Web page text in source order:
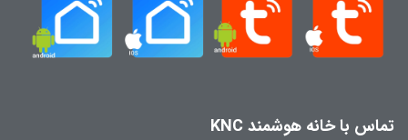
تماس با خانه هوشمند KNC